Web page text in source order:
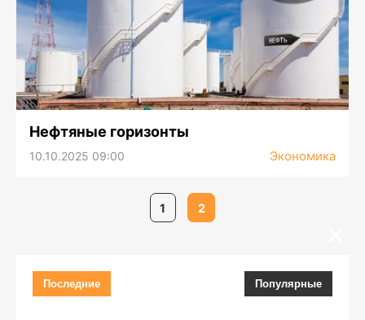
Последние Популярные
Нефтяные горизонты
10.10.2025 09:00 Экономика
1 2